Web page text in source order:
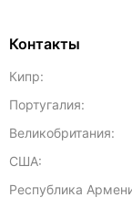
Контакты
Кипр:
Португалия:
Великобритания:
США:
Республика